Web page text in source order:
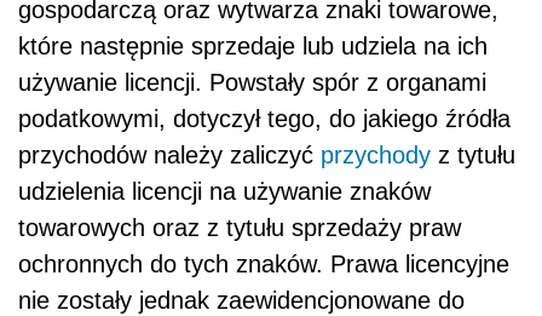
gospodarczą oraz wytwarza znaki towarowe,
które następnie sprzedaje lub udziela na ich
używanie licencji. Powstały spór z organami
podatkowymi, dotyczył tego, do jakiego źródła
przychodów należy zaliczyć przychody z tytułu
udzielenia licencji na używanie znaków
towarowych oraz z tytułu sprzedaży praw
ochronnych do tych znaków. Prawa licencyjne
nie zostały jednak zaewidencjonowane do